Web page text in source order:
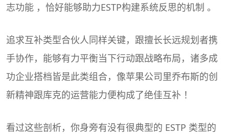
志功能 ，恰好能够助力ESTP构建系统反思的机制 。
追求互补类型合伙人同样关键，跟擅长长远规划者携
手协作，能够有力平衡当下行动跟战略布局，诸多成
功企业搭档皆是此类组合，像苹果公司里乔布斯的创
新精神跟库克的运营能力便构成了绝佳互补 ！
看过这些剖析，你身旁有没有很典型的 ESTP 类型的